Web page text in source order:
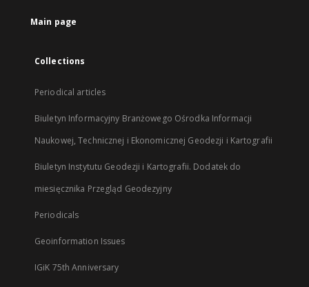
Main page
Collections
Periodical articles
Biuletyn Informacyjny Branżowego Ośrodka Informacji
Naukowej, Technicznej i Ekonomicznej Geodezji i Kartografii
Biuletyn Instytutu Geodezji i Kartografii. Dodatek do
miesięcznika Przegląd Geodezyjny
Periodicals
Geoinformation Issues
IGiK 75th Anniversary